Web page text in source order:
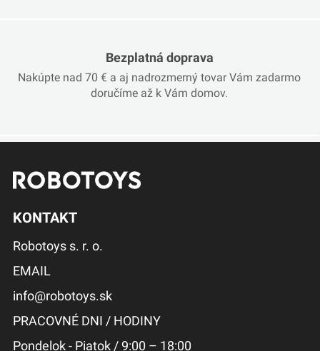
Bezplatná doprava
Nakúpte nad 70 € a aj nadrozmerný tovar Vám zadarmo
doručíme až k Vám domov.
KONTAKT
Robotoys s. r. o.
EMAIL
info@robotoys.sk
PRACOVNÉ DNI / HODINY
Pondelok - Piatok / 9:00 – 18:00